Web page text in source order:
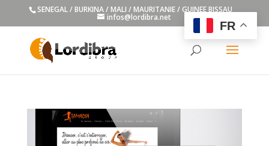
SENEGAL / BURKINA / MALI / MAURITANIE / GUINEE BISSAU
infos@lordibra.net
FR